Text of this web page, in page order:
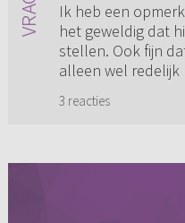
Ik heb een
het geweldig dat
stellen. Ook fijn
alleen wel redelijk
3 reacties